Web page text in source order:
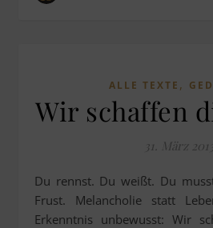
ALLE TEXTE ,
Wir schaffen
31. März
Du rennst. Du weißt. Du musst. Termine. Zwänge.
Frust. Melancholie statt
Erkenntnis unbewusst: Wir